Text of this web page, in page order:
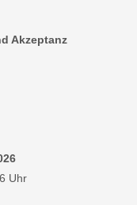
Akzeptanz
Uhr